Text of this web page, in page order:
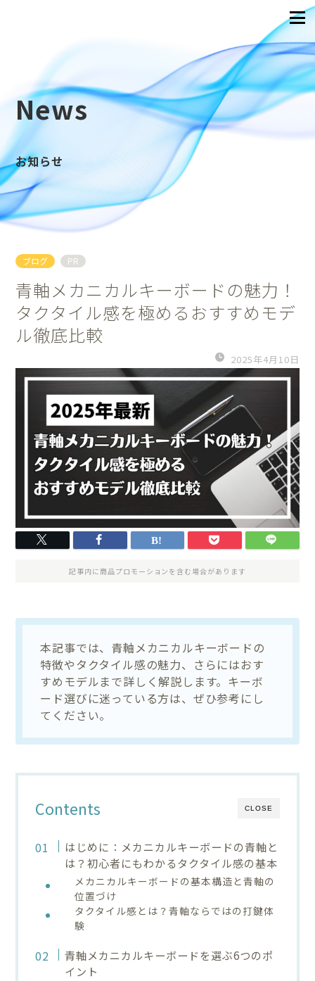
News
お知らせ
ブログ PR
青軸メカニカルキーボードの魅力！
タクタイル感を極めるおすすめモデ
ル徹底比較
2025年4月10日
記事内に商品プロモーションを含む場合があります
本記事では、青軸メカニカルキーボードの
特徴やタクタイル感の魅力、さらにはおす
すめモデルまで詳しく解説します。キーボ
ード選びに迷っている方は、ぜひ参考にし
てください。
CLOSE
Contents
はじめに：メカニカルキーボードの青軸と
は？初心者にもわかるタクタイル感の基本
メカニカルキーボードの基本構造と青軸の
位置づけ
タクタイル感とは？青軸ならではの打鍵体
験
青軸メカニカルキーボードを選ぶ6つのポ
イント